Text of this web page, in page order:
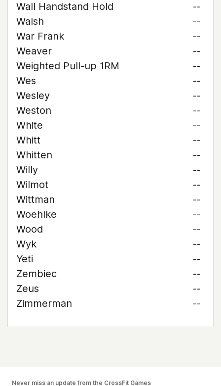
Wall Handstand Hold
--
Walsh
--
War Frank
--
Weaver
--
Weighted Pull-up 1RM
--
Wes
--
Wesley
--
Weston
--
White
--
Whitt
--
Whitten
--
Willy
--
Wilmot
--
Wittman
--
Woehlke
--
Wood
--
Wyk
--
Yeti
--
Zembiec
--
Zeus
--
Zimmerman
--
Never miss an update from the CrossFit Games